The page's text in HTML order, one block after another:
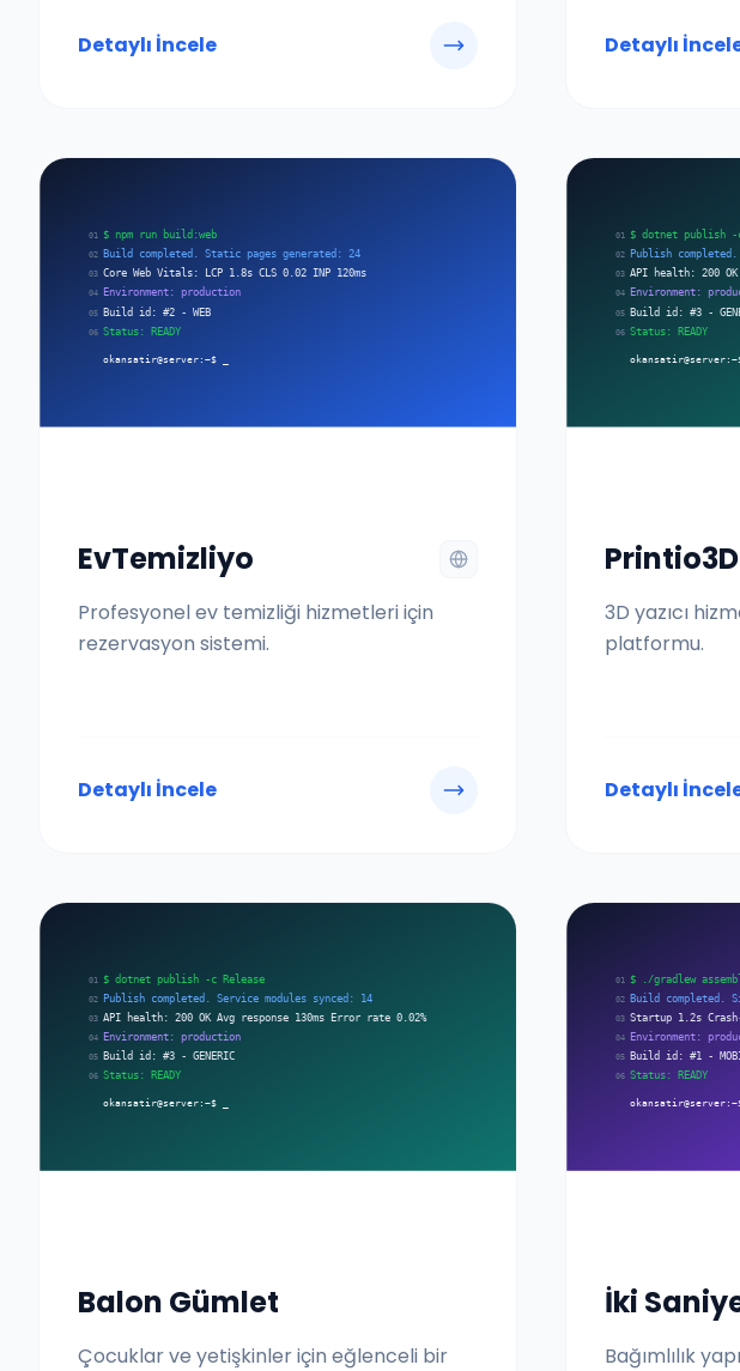
Detaylı İncele Detaylı
EvTemizliyo
Profesyonel ev temizliği hizmetleri için
rezervasyon sistemi.
Detaylı İncele
Printio3D
3D yazıcı
platformu.
Detaylı
Balon Gümlet
Çocuklar ve yetişkinler için eğlenceli bir
İki
Bağımlılık